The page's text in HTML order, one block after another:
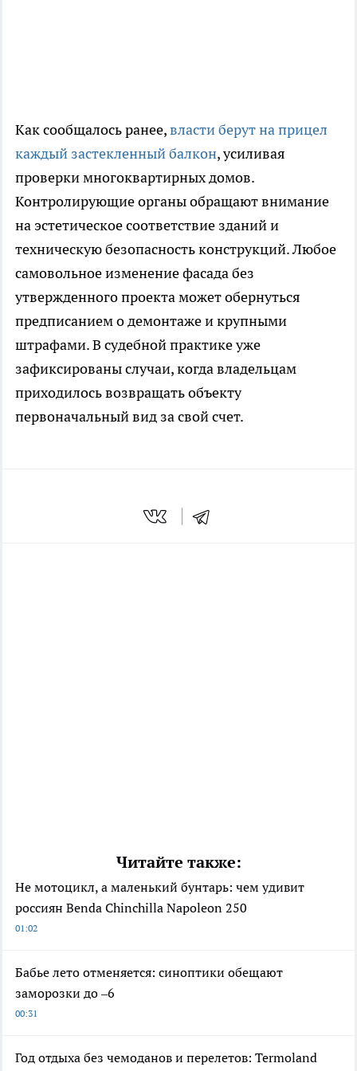
Как сообщалось ранее,власти берут на прицел
каждый застекленный балкон, усиливая
проверки многоквартирных домов.
Контролирующие органы обращают внимание
на эстетическое соответствие зданий и
техническую безопасность конструкций. Любое
самовольное изменение фасада без
утвержденного проекта может обернуться
предписанием о демонтаже и крупными
штрафами. В судебной практике уже
зафиксированы случаи, когда владельцам
приходилось возвращать объекту
первоначальный вид за свой счет.
Читайте также:
Не мотоцикл, а маленький бунтарь: чем удивит
россиян Benda Chinchilla Napoleon 250
01:02
Бабье лето отменяется: синоптики обещают
заморозки до –6
00:31
Год отдыха без чемоданов и перелетов: Termoland